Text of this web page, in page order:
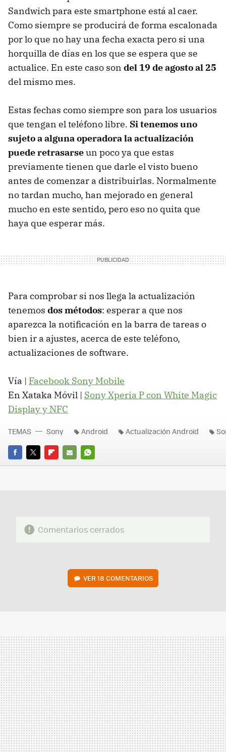
Sandwich para este smartphone está al caer.
Como siempre se producirá de forma escalonada
por lo que no hay una fecha exacta pero si una
horquilla de días en los que se espera que se
actualice. En este caso son del 19 de agosto al 25
del mismo mes.
Estas fechas como siempre son para los usuarios
que tengan el teléfono libre. Si tenemos uno
sujeto a alguna operadora la actualización
puede retrasarseun poco ya que estas
previamente tienen que darle el visto bueno
antes de comenzar a distribuirlas. Normalmente
no tardan mucho, han mejorado en general
mucho en este sentido, pero eso no quita que
haya que esperar más.
Para comprobar si nos llega la actualización
tenemos dos métodos: esperar a que nos
aparezca la notificación en la barra de tareas o
bien ir a ajustes, acerca de este teléfono,
actualizaciones de software.
Vía | Facebook Sony Mobile
En Xataka Móvil | Sony Xperia P con White Magic
Display y NFC
FACEBOOK
TWITTERFLIPBOARD
E-
WHATSAPP
TEMAS Sony Android Actualización Android
Comentarios cerrados
VER18 COMENTARIOS